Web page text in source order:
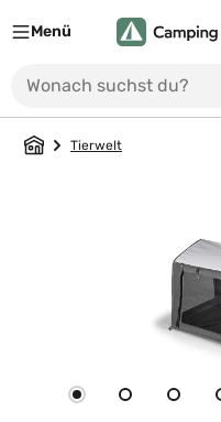
Menü
Tierwelt